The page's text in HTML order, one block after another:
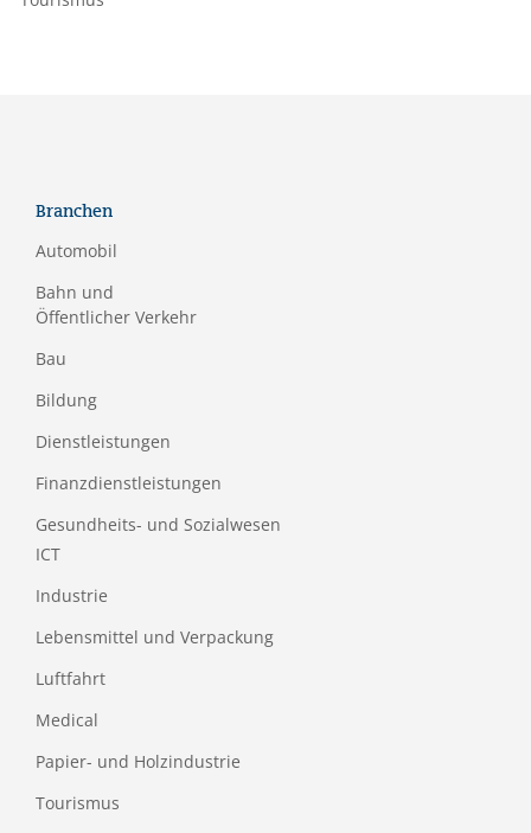
Branchen
Automobil
Bahn und
Öffentlicher Verkehr
Bau
Bildung
Dienstleistungen
Finanzdienstleistungen
Gesundheits- und Sozialwesen
ICT
Industrie
Lebensmittel und Verpackung
Luftfahrt
Medical
Papier- und Holzindustrie
Tourismus